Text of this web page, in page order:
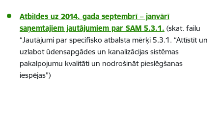
Atbildes uz 2014. gada septembrī – janvārī
saņemtajiem jautājumiem par SAM 5.3.1. (skat. failu
“Jautājumi par specifisko atbalsta mērķi 5.3.1. “Attīstīt un
uzlabot ūdensapgādes un kanalizācijas sistēmas
pakalpojumu kvalitāti un nodrošināt pieslēgšanas
iespējas”)